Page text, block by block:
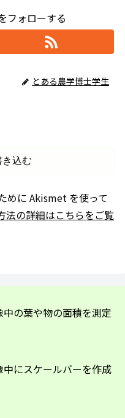
フォローする
とある農学博士学生
き込む
めに Akismet を使って
法の詳細はこちらをご覧
の葉や物の面積を測定
にスケールバーを作成